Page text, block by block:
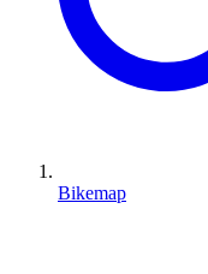
Bikemap